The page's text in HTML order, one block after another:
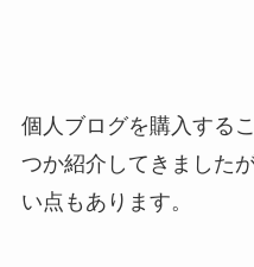
個人ブログを購入する
つか紹介してきました
い点もあります。